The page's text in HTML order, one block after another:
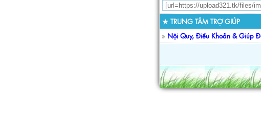
★ TRUNG TÂM TRỢ GIÚP
» Nội Quy, Điều Khoản & Giúp